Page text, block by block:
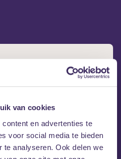
van cookies
en advertenties te
voor social media te bieden
te analyseren. Ook delen we
lijkt te wegen,
met echo’s van Sam
show vol melodie en
statements, maar songs
en verwondering die in de